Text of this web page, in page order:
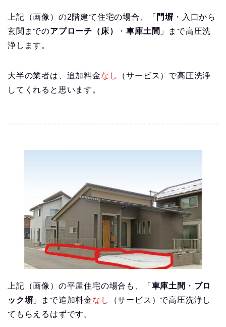
上記（画像）の2階建て住宅の場合、「 門塀 ・入口から
玄関までのアプローチ（床） ・車庫土間 」まで高圧洗
浄します。
大半の業者は、追加料金なし
（サービス）で高圧洗浄
してくれると思います。
上記（画像）の平屋住宅の場合も、「 車庫土間 ・ ブロ
ック塀 」まで追加料金なし
（サービス）で高圧洗浄し
てもらえるはずです。